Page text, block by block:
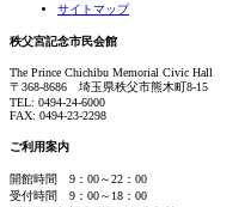
サイトマップ
秩父宮記念市民会館
The Prince Chichibu Memorial Civic Hall
〒368-8686 埼玉県秩父市熊木町8-15
TEL: 0494-24-6000
FAX: 0494-23-2298
ご利用案内
開館時間 9：00～22：00
受付時間 9：00～18：00